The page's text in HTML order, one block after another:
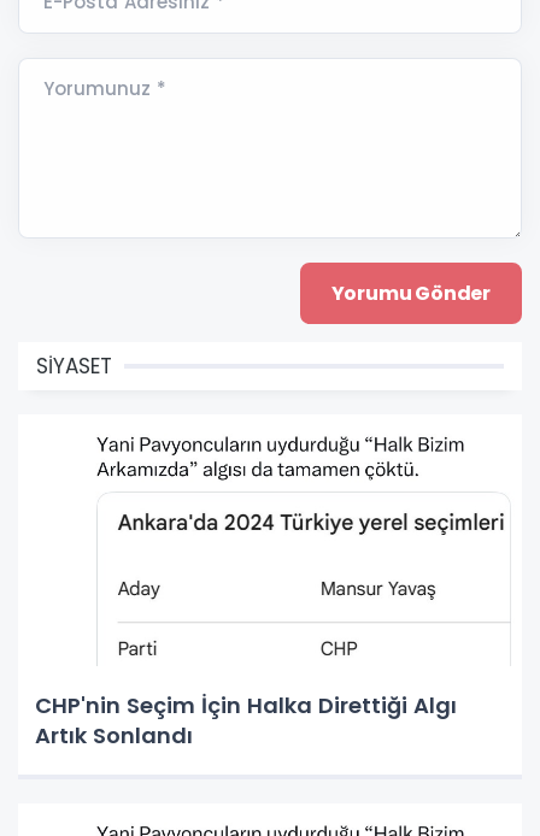
Yorumunuz *
SİYASET
CHP'nin Seçim İçin Halka Direttiği Algı
Artık Sonlandı